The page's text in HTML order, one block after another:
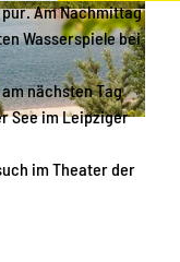
Am Nachmittag
Wasserspiele bei
nächsten Tag
See im Leipziger
im Theater der